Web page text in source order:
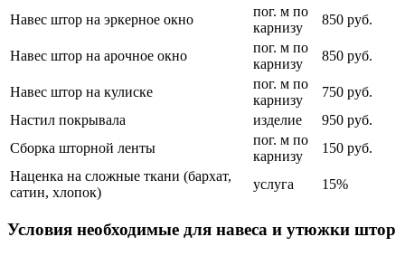
Навес штор на эркерное окно
пог. м по
карнизу
850 руб.
Навес штор на арочное окно
пог. м по
карнизу
850 руб.
Навес штор на кулиске
пог. м по
карнизу
750 руб.
Настил покрывала
изделие
950 руб.
Сборка шторной ленты
пог. м по
карнизу
150 руб.
Наценка на сложные ткани (бархат,
сатин, хлопок)
услуга 15%
Условия необходимые для навеса и утюжки штор